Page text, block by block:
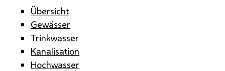
Übersicht
Gewässer
Trinkwasser
Kanalisation
Hochwasser